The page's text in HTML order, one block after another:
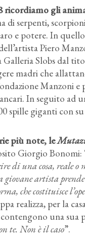
ricordiamo gli
di serpenti,
e potere. In
Piero
Galleria Slobs dal
madri che
Manzoni
In seguito ad
spille giganti con
più note, le
Giorgio Bonomi:
di una cosa, reale
giovane artista
che costituisce
realizza, per la
una sua
te. Non è il caso”.